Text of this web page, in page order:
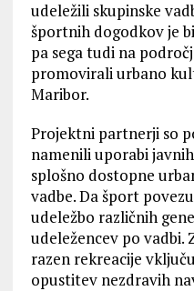
udeležili skupinske
športnih dogodkov je
pa sega tudi na
promovirali urbano
Maribor.
Projektni partnerji so
namenili uporabi
splošno dostopne
vadbe. Da šport
udeležbo različnih
udeležencev po vadbi.
razen rekreacije
opustitev nezdravih